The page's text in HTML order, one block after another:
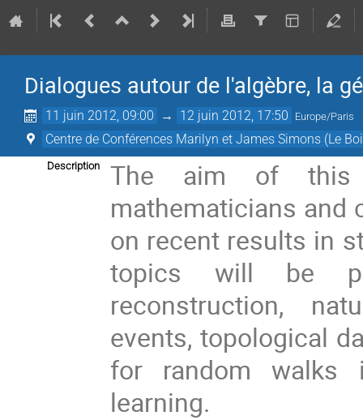
Dialogues autour de l'algèbre, la
11 juin 2012, 09:00 → 12 juin 2012, 17:50 Europe/Paris
Centre de Conférences Marilyn et James Simons (Le
Description
The aim of this
mathematicians and
on recent results in
topics will be
reconstruction,
events, topological
for random walks
learning.